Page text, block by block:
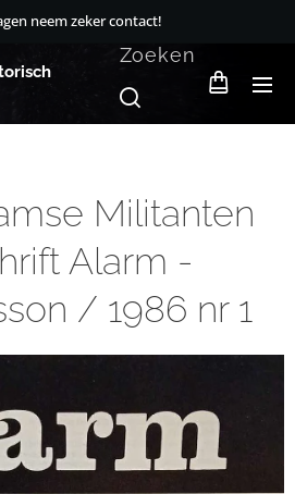
neem zeker contact!
Zoeken
Militanten
Alarm -
/ 1986 nr 1